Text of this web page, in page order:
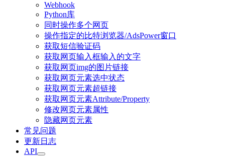
Webhook
Python库
同时操作多个网页
操作指定的比特浏览器/AdsPower窗口
获取短信验证码
获取网页输入框输入的文字
获取网页img的图片链接
获取网页元素选中状态
获取网页元素超链接
获取网页元素Attribute/Property
修改网页元素属性
隐藏网页元素
常见问题
更新日志
API